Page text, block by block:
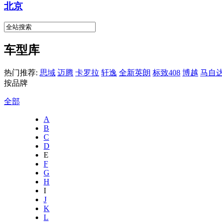
北京
车型库
热门推荐: 思域 迈腾 卡罗拉 轩逸 全新英朗 标致408 博越 马自
按品牌
全部
A
B
C
D
E
F
G
H
I
J
K
L